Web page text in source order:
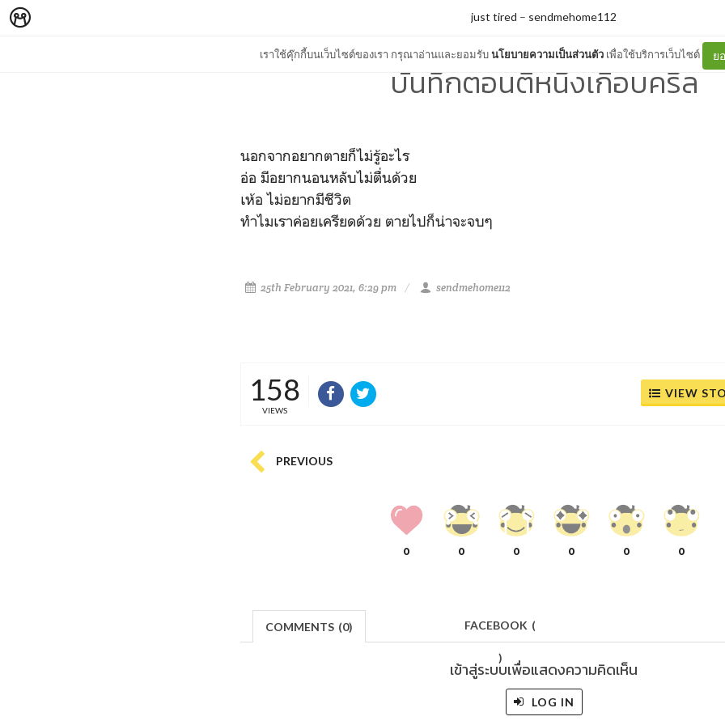
เราใช้คุ๊กกี้บนเว็บไซต์ของเรา กรุณาอ่านและยอมรับนโยบายความเป็นส่วนตัว เพื่อใช้บริการเว็บไซต์ ย
just tired – sendmehome112
บันทึกตอนตีหนึ่งเกือบครึ่ล
นอกจากอยากตายก็ไม่รู้อะไร
อ่อ มีอยากนอนหลับไม่ตื่นด้วย
เห้อ ไม่อยากมีชีวิต
ทำไมเราค่อยเครียดด้วย ตายไปก็น่าจะจบๆ
25th February 2021, 6:29 pm sendmehome112
158
VIEWS
VIEW
PREVIOUS
0 0 0 0 0 0
COMMENTS (0) FACEBOOK (
)
เข้าสู่ระบบเพื่อแสดงความคิดเห็น
LOG IN